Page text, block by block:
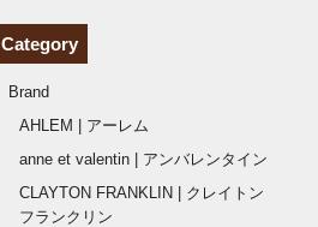
Category
Brand
AHLEM | アーレム
anne et valentin | アンバレンタイン
CLAYTON FRANKLIN | クレイトン
フランクリン